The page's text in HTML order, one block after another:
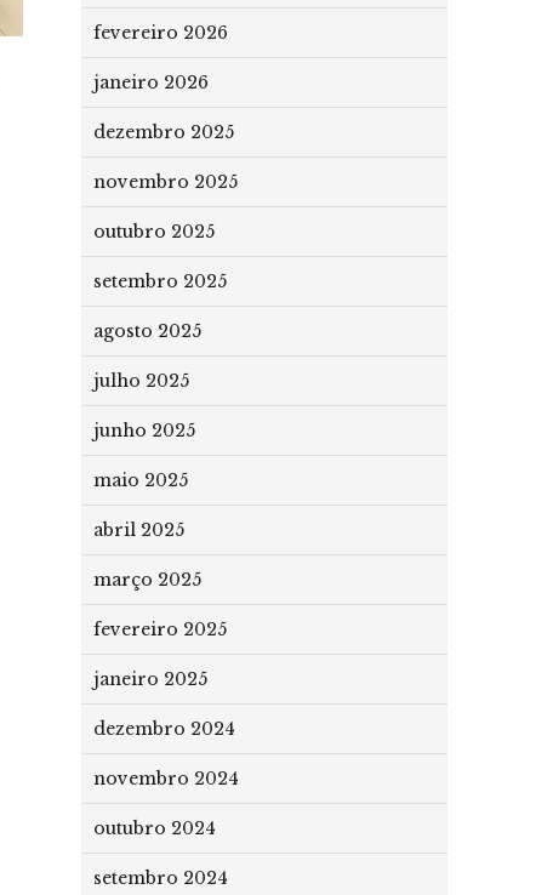
fevereiro 2026
janeiro 2026
dezembro 2025
novembro 2025
outubro 2025
setembro 2025
agosto 2025
julho 2025
junho 2025
maio 2025
abril 2025
março 2025
fevereiro 2025
janeiro 2025
dezembro 2024
novembro 2024
outubro 2024
setembro 2024